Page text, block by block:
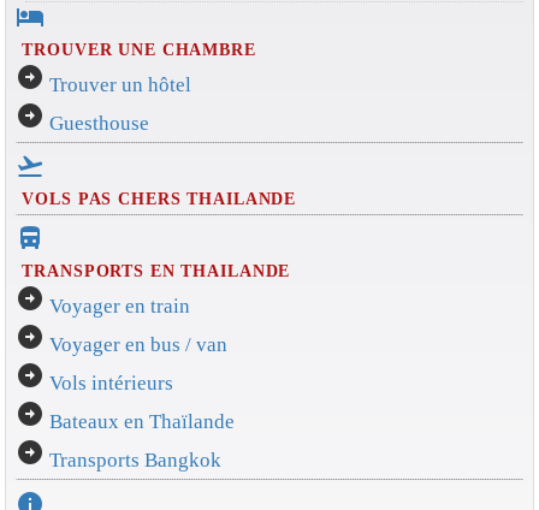
hotel
TROUVER UNE CHAMBRE
arrow_circle_right Trouver un hôtel
arrow_circle_right Guesthouse
flight_takeoff
VOLS PAS CHERS THAILANDE
directions_bus_filled
TRANSPORTS EN THAILANDE
arrow_circle_right Voyager en train
arrow_circle_right Voyager en bus / van
arrow_circle_right Vols intérieurs
arrow_circle_right Bateaux en Thaïlande
arrow_circle_right Transports Bangkok
info